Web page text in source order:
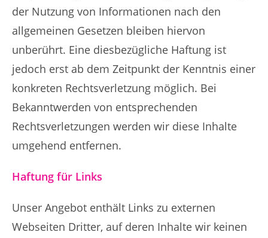
der Nutzung von Informationen nach den
allgemeinen Gesetzen bleiben hiervon
unberührt. Eine diesbezügliche Haftung ist
jedoch erst ab dem Zeitpunkt der Kenntnis einer
konkreten Rechtsverletzung möglich. Bei
Bekanntwerden von entsprechenden
Rechtsverletzungen werden wir diese Inhalte
umgehend entfernen.
Haftung für Links
Unser Angebot enthält Links zu externen
Webseiten Dritter, auf deren Inhalte wir keinen